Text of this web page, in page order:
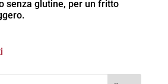
senza glutine, per un fritto